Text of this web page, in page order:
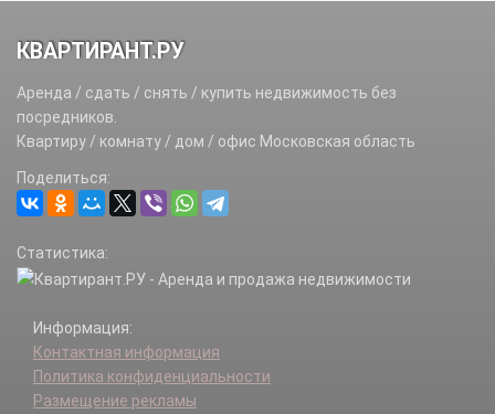
КВАРТИРАНТ.РУ
Аренда / сдать / снять / купить недвижимость без
посредников.
Квартиру / комнату / дом / офис Московская область
Поделиться:
Статистика:
Информация:
Контактная информация
Политика конфиденциальности
Размещение рекламы